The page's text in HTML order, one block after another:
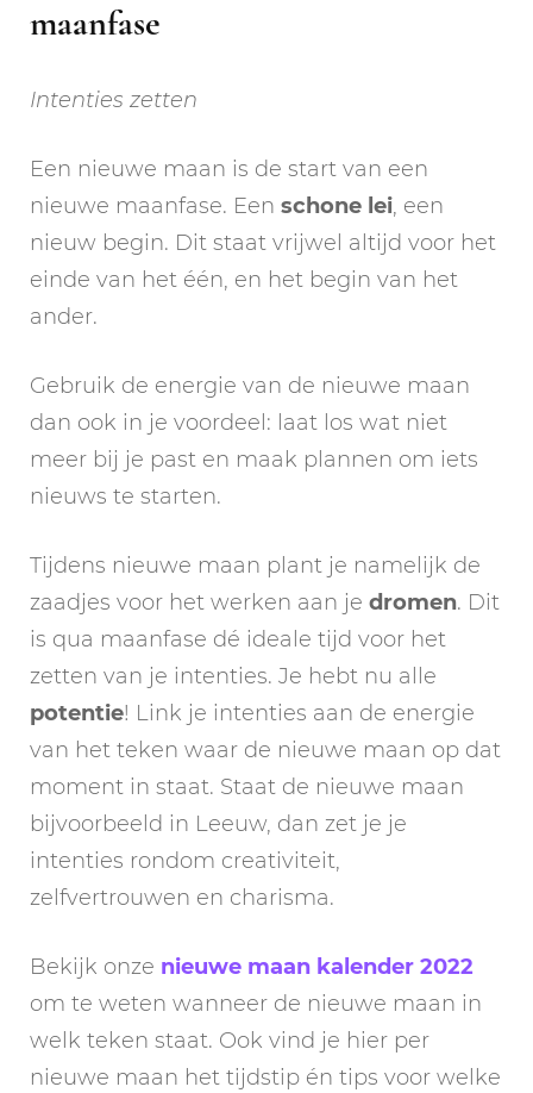
maanfase
Intenties zetten
Een nieuwe maan is de start van een
nieuwe maanfase. Een schone lei, een
nieuw begin. Dit staat vrijwel altijd voor het
einde van het één, en het begin van het
ander.
Gebruik de energie van de nieuwe maan
dan ook in je voordeel: laat los wat niet
meer bij je past en maak plannen om iets
nieuws te starten.
Tijdens nieuwe maan plant je namelijk de
zaadjes voor het werken aan je dromen. Dit
is qua maanfase dé ideale tijd voor het
zetten van je intenties. Je hebt nu alle
potentie! Link je intenties aan de energie
van het teken waar de nieuwe maan op dat
moment in staat. Staat de nieuwe maan
bijvoorbeeld in Leeuw, dan zet je je
intenties rondom creativiteit,
zelfvertrouwen en charisma.
Bekijk onze nieuwe maan kalender 2022
om te weten wanneer de nieuwe maan in
welk teken staat. Ook vind je hier per
nieuwe maan het tijdstip én tips voor welke